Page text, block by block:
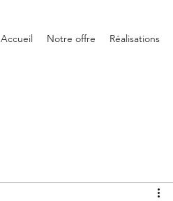
Accueil Notre offre Réalisations